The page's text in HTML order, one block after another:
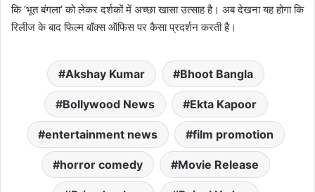
कि ‘भूत बंगला’ को लेकर दर्शकों में अच्छा खासा उत्साह है। अब देखना यह होगा कि
रिलीज के बाद फिल्म बॉक्स ऑफिस पर कैसा प्रदर्शन करती है।
Akshay Kumar Bhoot Bangla
Bollywood News Ekta Kapoor
entertainment news film promotion
horror comedy Movie Release